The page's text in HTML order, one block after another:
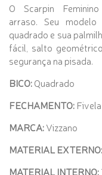
O Scarpin
arraso. Seu
quadrado e sua
fácil, salto
segurança na pisada.
BICO:Quadrado
FECHAMENTO: Fivela
MARCA:Vizzano
MATERIAL EXTERNO:
MATERIAL INTERNO: